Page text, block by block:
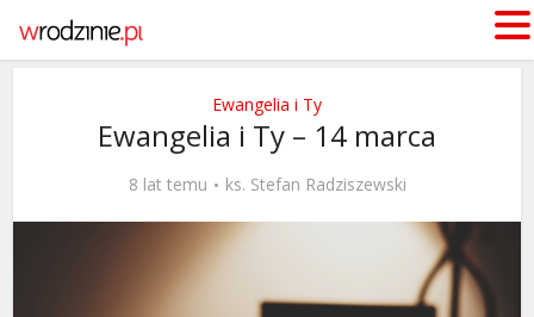
Ewangelia i Ty
Ewangelia i Ty – 14 marca
8 lat temu ks. Stefan Radziszewski